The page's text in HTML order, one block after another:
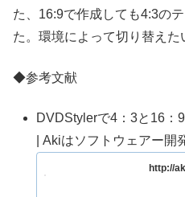
た、16:9で作成しても4:3の
た。環境によって切り替え
◆参考文献
DVDStylerで4：3と16：
| Akiはソフトウェアー開
http://